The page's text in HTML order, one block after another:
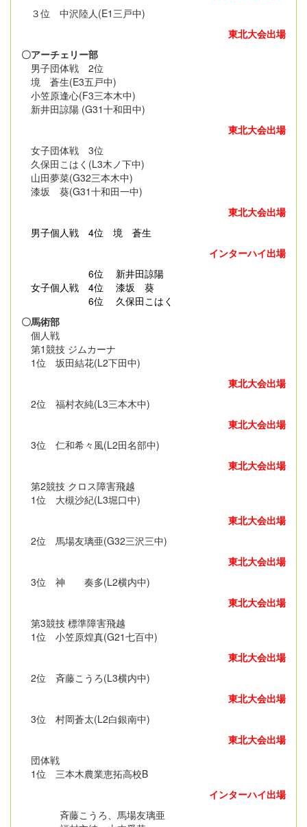
３位 中沢陸人(E1三戸中)
東北大会出場
〇アーチェリー部
男子団体戦 2位
境 蒼生(E3五戸中)
小笠原逢心(F3三本木中)
新井田諒陽 (G31十和田中)
東北大会出場
女子団体戦 3位
久保田こはく(L3木ノ下中)
山田夢菜(G32三本木中)
漆坂 葵(G31十和田一中)
東北大会出場
男子個人戦 4位 境 蒼生
インターハイ出場
6位 新井田諒陽
女子個人戦 4位 漆坂 葵
6位 久保田こはく
〇馬術部
個人戦
第1競技 ジムカーナ
1位 坂田結花(L2下田中)
東北大会出場
2位 福村衣純(L3三本木中)
東北大会出場
3位 仁和希々風(L2田名部中)
東北大会出場
第2競技 クロス障害飛越
1位 大槻沙紀(L3堀口中)
東北大会出場
2位 馬場友璃亜(G32三沢三中)
東北大会出場
3位 神 奏多(L2横内中)
東北大会出場
第3競技 標準障害飛越
1位 小笠原煌真(G21七百中)
東北大会出場
2位 斉藤こうろ(L3横内中)
東北大会出場
3位 村岡蒼太(L2白銀南中)
東北大会出場
団体戦
1位 三本木農業恵拓高校B
インターハイ出場
斉藤こうろ、馬場友璃亜